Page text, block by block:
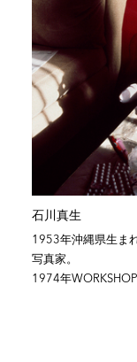
石川真生
1953年沖縄県生ま
写真家。
1974年WORKSH